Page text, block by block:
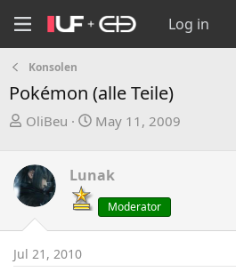
Log in
Konsolen
Pokémon (alle Teile)
T
e
a
d
t
OliBeu
S
r
t
d
a
May 11, 2009
Lunak
Moderator
Jul 21, 2010